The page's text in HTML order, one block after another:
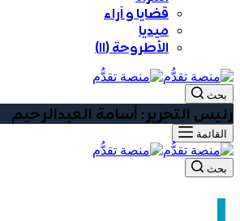
قضايا و آراء
ميديا
الأطروحة (١١)
بحث
رئيس التحرير: أسامة العبدالرحيم |
القائمة
بحث